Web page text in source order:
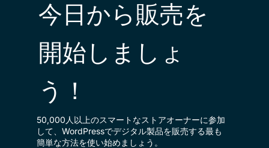
今日から販売を
開始しましょ
う！
50,000人以上のスマートなストアオーナーに参加
して、WordPressでデジタル製品を販売する最も
簡単な方法を使い始めましょう。